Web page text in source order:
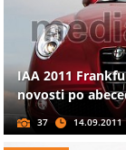
IAA 2011
novosti po
37 14.09.2011